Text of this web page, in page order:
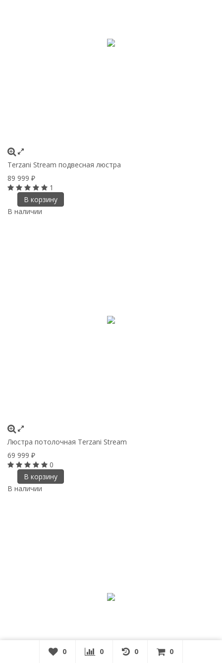
Terzani Stream подвесная люстра
89 999 ₽
1
В корзину
В наличии
Люстра потолочная Terzani Stream
69 999 ₽
0
В корзину
В наличии
0 0 0 0